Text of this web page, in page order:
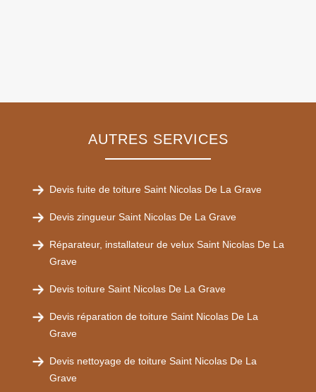
AUTRES SERVICES
Devis fuite de toiture Saint Nicolas De La Grave
Devis zingueur Saint Nicolas De La Grave
Réparateur, installateur de velux Saint Nicolas De La
Grave
Devis toiture Saint Nicolas De La Grave
Devis réparation de toiture Saint Nicolas De La
Grave
Devis nettoyage de toiture Saint Nicolas De La
Grave